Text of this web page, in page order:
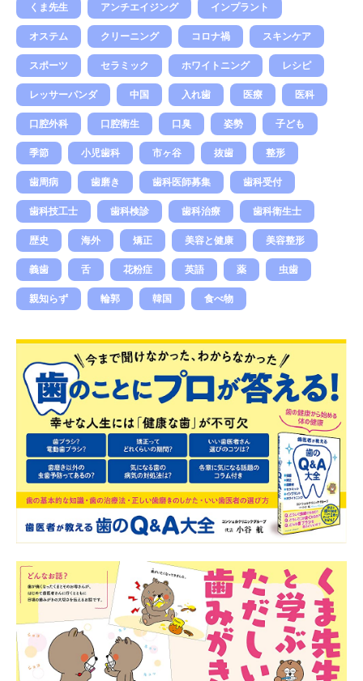
くま先生 アンチエイジング インプラント
オステム クリーニング コロナ禍 スキンケア
スポーツ セラミック ホワイトニング レシピ
レッサーパンダ 中国 入れ歯 医療 医科
口腔外科 口腔衛生 口臭 姿勢 子ども
季節 小児歯科 市ヶ谷 抜歯 整形
歯周病 歯磨き 歯科医師募集 歯科受付
歯科技工士 歯科検診 歯科治療 歯科衛生士
歴史 海外 矯正 美容と健康 美容整形
義歯 舌 花粉症 英語 薬 虫歯
親知らず 輪郭 韓国 食べ物